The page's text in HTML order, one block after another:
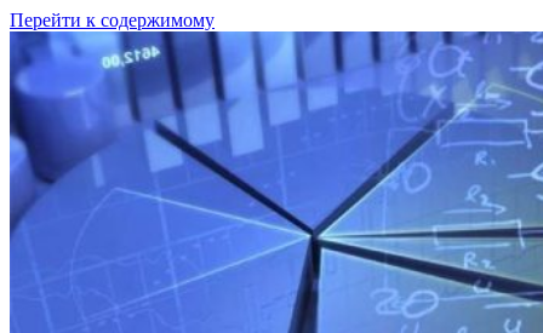
Перейти к содержимому